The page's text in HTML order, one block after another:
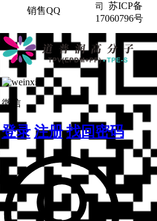
销售QQ
司 苏ICP备
17060796号
微信
登录 注册 找回密码